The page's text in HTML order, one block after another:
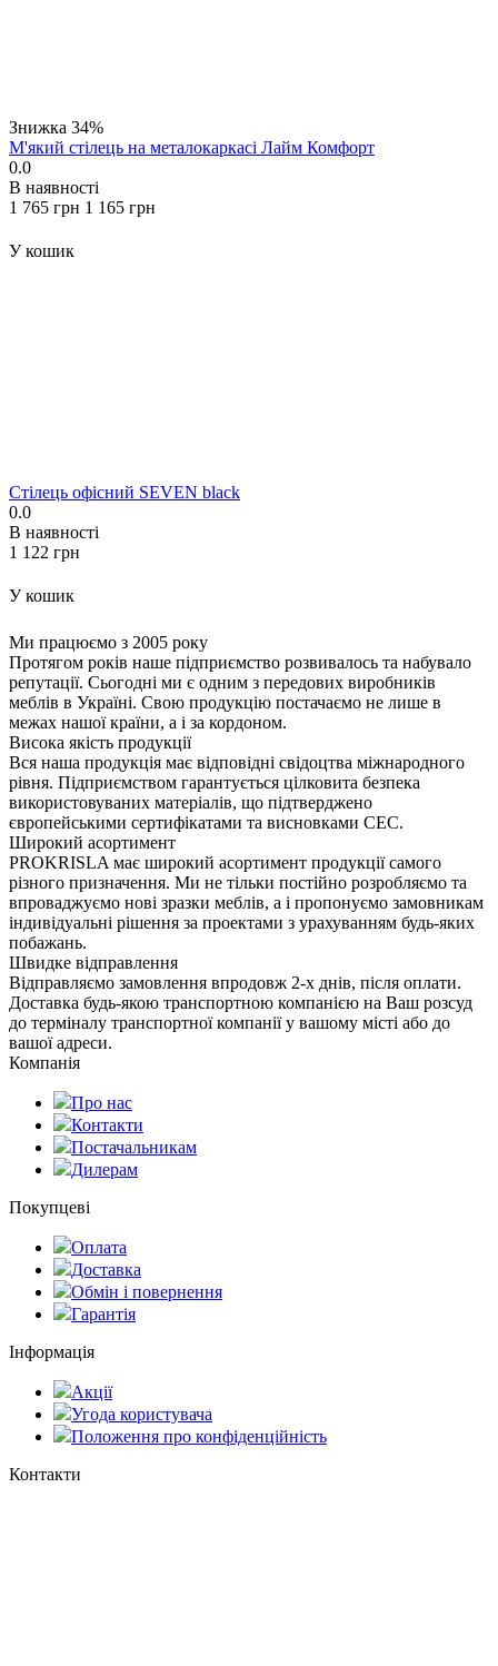
Знижка 34%
М'який стілець на металокаркасі Лайм Комфорт
0.0
В наявності
‍1 765‍ грн ‍1 165‍ грн
У кошик
Стілець офісний SEVEN black
0.0
В наявності
‍1 122‍ грн
У кошик
Ми працюємо з 2005 року
Протягом років наше підприємство розвивалось та набувало
репутації. Сьогодні ми є одним з передових виробників
меблів в Україні. Свою продукцію постачаємо не лише в
межах нашої країни, а і за кордоном.
Висока якість продукції
Вся наша продукція має відповідні свідоцтва міжнародного
рівня. Підприємством гарантується цілковита безпека
використовуваних матеріалів, що підтверджено
європейськими сертифікатами та висновками СЕС.
Широкий асортимент
PROKRISLA має широкий асортимент продукції самого
різного призначення. Ми не тільки постійно розробляємо та
впроваджуємо нові зразки меблів, а і пропонуємо замовникам
індивідуальні рішення за проектами з урахуванням будь-яких
побажань.
Швидке відправлення
Відправляємо замовлення впродовж 2-х днів, після оплати.
Доставка будь-якою транспортною компанією на Ваш розсуд
до терміналу транспортної компанії у вашому місті або до
вашої адреси.
Компанія
Про нас
Контакти
Постачальникам
Дилерам
Покупцеві
Оплата
Доставка
Обмін і повернення
Гарантія
Інформація
Акції
Угода користувача
Положення про конфіденційність
Контакти